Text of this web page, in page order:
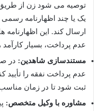
توصیه می شود زن از طریق
یک یا چند اظهارنامه
ارسال کند. این اظهارنامه
عدم پرداخت، بسیار کارآمد
مستندسازی شاهدین: در
عدم پرداخت نفقه را
ثبت شود تا در زمان
مشاوره با وکیل متخصص: